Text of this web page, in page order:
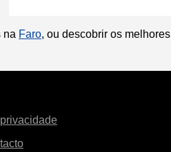
na Faro, ou descobrir os melhores